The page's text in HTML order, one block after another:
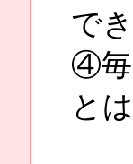
で
④毎
と